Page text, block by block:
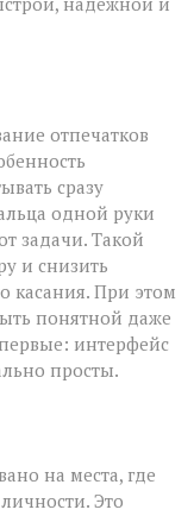
«Азимута»
отпечатков
сразу
одной руки
задачи. Такой
и снизить
касания. При этом
понятной даже
интерфейс
просты.
на места, где
Это